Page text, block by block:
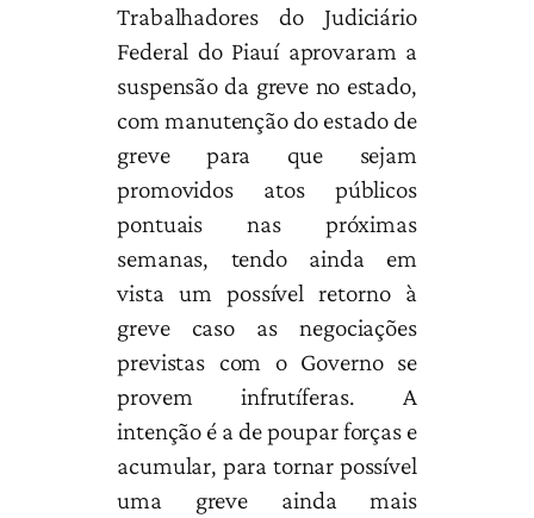
Trabalhadores do Judiciário
Federal do Piauí aprovaram a
suspensão da greve no estado,
com manutenção do estado de
greve para que sejam
promovidos atos públicos
pontuais nas próximas
semanas, tendo ainda em
vista um possível retorno à
greve caso as negociações
previstas com o Governo se
provem infrutíferas. A
intenção é a de poupar forças e
acumular, para tornar possível
uma greve ainda mais